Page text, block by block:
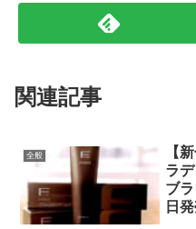
関連記事
全般
【
ラ
ブ
日発